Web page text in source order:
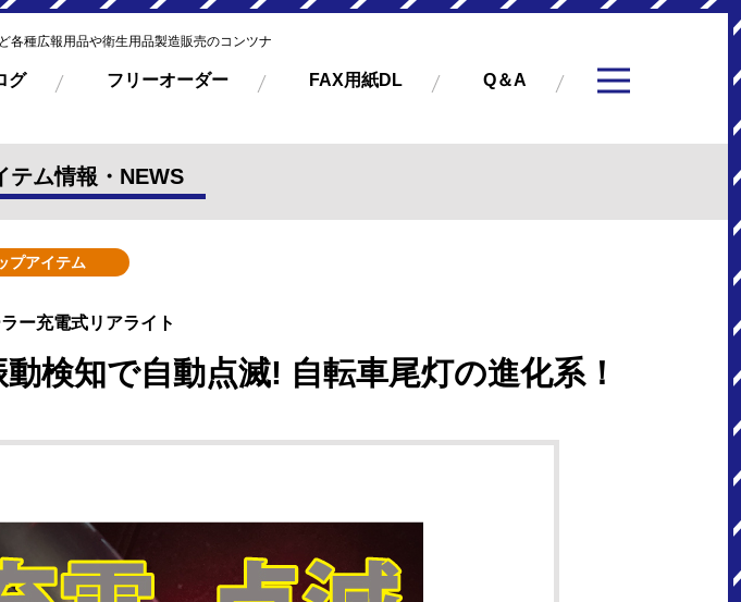
各種広報用品や衛生用品製造販売のコンツナ
グ フリーオーダー FAX用紙DL Q＆A
テム情報・NEWS
プアイテム
ー充電式リアライト
検知で自動点滅! 自転車尾灯の進化系！